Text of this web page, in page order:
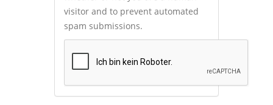
visitor and to prevent automated
spam submissions.